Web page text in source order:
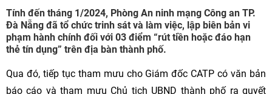
Tính đến tháng 1/2024, Phòng An ninh mạng Công an TP.
Đà Nẵng đã tổ chức trinh sát và làm việc, lập biên bản vi
phạm hành chính đối với 03 điểm “rút tiền hoặc đáo hạn
thẻ tín dụng” trên địa bàn thành phố.
Qua đó, tiếp tục tham mưu cho Giám đốc CATP có văn bản
báo cáo và tham mưu Chủ tịch UBND thành phố ra quyết